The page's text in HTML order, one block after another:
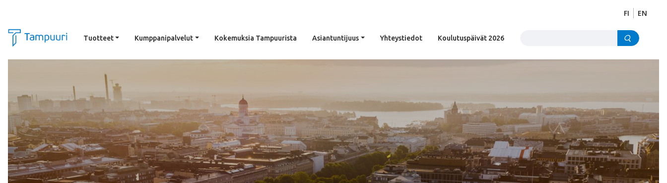
FI EN
Tuotteet Kumppanipalvelut Kokemuksia Tampuurista Asiantuntijuus Yhteystiedot Koulutuspäivät 2026